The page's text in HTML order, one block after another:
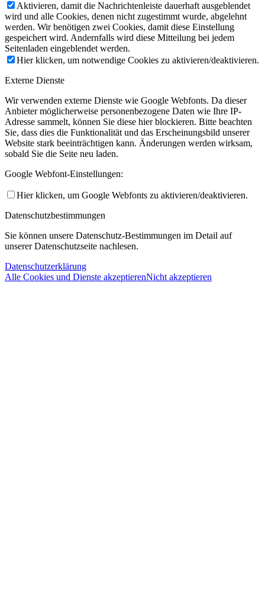
Aktivieren, damit die Nachrichtenleiste dauerhaft ausgeblendet
wird und alle Cookies, denen nicht zugestimmt wurde, abgelehnt
werden. Wir benötigen zwei Cookies, damit diese Einstellung
gespeichert wird. Andernfalls wird diese Mitteilung bei jedem
Seitenladen eingeblendet werden.
Hier klicken, um notwendige Cookies zu aktivieren/deaktivieren.
Externe Dienste
Wir verwenden externe Dienste wie Google Webfonts. Da dieser
Anbieter möglicherweise personenbezogene Daten wie Ihre IP-
Adresse sammelt, können Sie diese hier blockieren. Bitte beachten
Sie, dass dies die Funktionalität und das Erscheinungsbild unserer
Website stark beeinträchtigen kann. Änderungen werden wirksam,
sobald Sie die Seite neu laden.
Google Webfont-Einstellungen:
Hier klicken, um Google Webfonts zu aktivieren/deaktivieren.
Datenschutzbestimmungen
Sie können unsere Datenschutz-Bestimmungen im Detail auf
unserer Datenschutzseite nachlesen.
Datenschutzerklärung
Alle Cookies und Dienste akzeptierenNicht akzeptieren